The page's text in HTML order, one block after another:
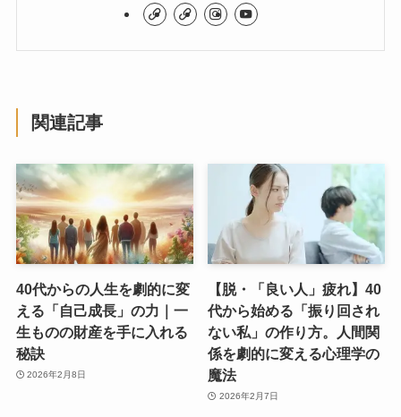
関連記事
40代からの人生を劇的に変
える「自己成長」の力｜一
生ものの財産を手に入れる
秘訣
2026年2月8日
【脱・「良い人」疲れ】40
代から始める「振り回され
ない私」の作り方。人間関
係を劇的に変える心理学の
魔法
2026年2月7日